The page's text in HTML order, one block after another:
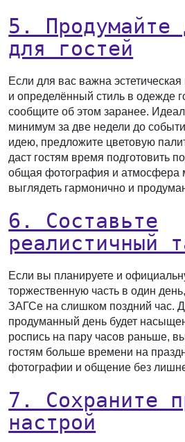
5. Продумайте
для гостей
Если для вас важна эстетическая
и определённый стиль в одежде
сообщите об этом заранее.
минимум за две недели до
идею, предложите цветовую
даст гостям время подготовить
общая фотография и атмосфера
выглядеть гармонично и
6. Составьте
реалистичный
Если вы планируете и
торжественную часть в один
ЗАГСе на слишком поздний час.
продуманный день будет
роспись на пару часов раньше,
гостям больше времени на
фотографии и общение без
7. Сохраните
настрой